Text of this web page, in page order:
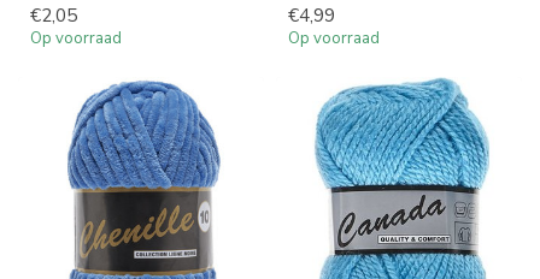
€2,05
Op voorraad
€4,99
Op voorraad